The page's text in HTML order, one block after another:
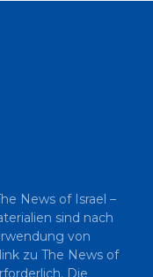
News of Israel –
sind nach
von
zu The News of
Die